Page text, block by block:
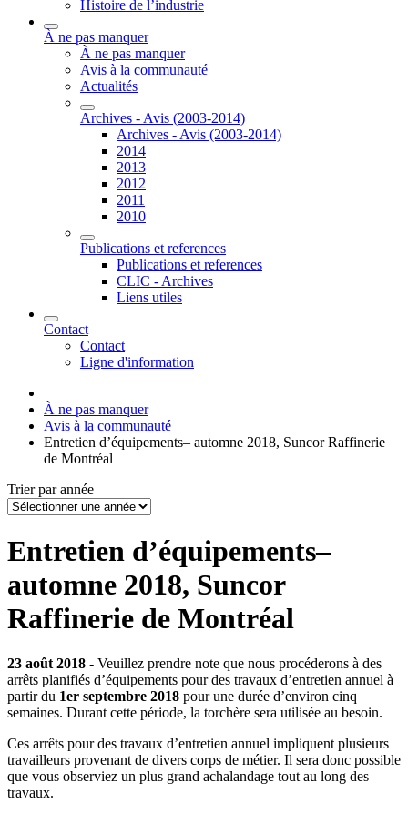
Histoire de l’industrie
À ne pas manquer
À ne pas manquer
Avis à la communauté
Actualités
Archives - Avis (2003-2014)
Archives - Avis (2003-2014)
2014
2013
2012
2011
2010
Publications et references
Publications et references
CLIC - Archives
Liens utiles
Contact
Contact
Ligne d'information
À ne pas manquer
Avis à la communauté
Entretien d’équipements– automne 2018, Suncor Raffinerie
de Montréal
Trier par année
Entretien d’équipements–
automne 2018, Suncor
Raffinerie de Montréal
23 août 2018 - Veuillez prendre note que nous procéderons à des
arrêts planifiés d’équipements pour des travaux d’entretien annuel à
partir du 1er septembre 2018 pour une durée d’environ cinq
semaines. Durant cette période, la torchère sera utilisée au besoin.
Ces arrêts pour des travaux d’entretien annuel impliquent plusieurs
travailleurs provenant de divers corps de métier. Il sera donc possible
que vous observiez un plus grand achalandage tout au long des
travaux.